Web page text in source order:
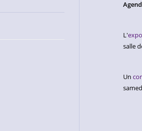
L'
salle
Un